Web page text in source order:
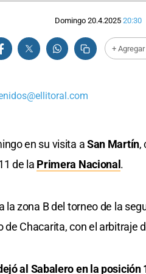
Domingo 20.4.2025 20:30
+
en su visita aSan Martín,
de la Primera Nacional .
la zona B del torneo de la
de Chacarita, con el arbitraje
al Sabalero en la posición